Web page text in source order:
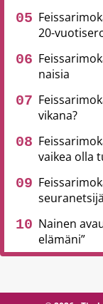
20-
naisia
vikana?
vaikea olla
Nainen
elämäni”